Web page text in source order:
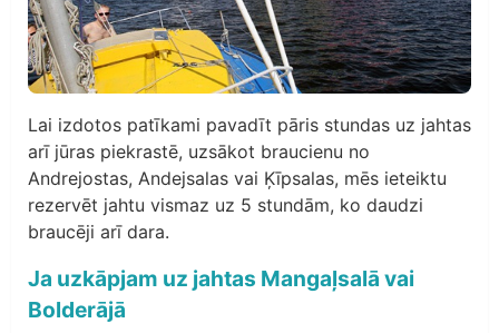
Lai izdotos patīkami pavadīt pāris stundas uz jahtas
arī jūras piekrastē, uzsākot braucienu no
Andrejostas, Andejsalas vai Ķīpsalas, mēs ieteiktu
rezervēt jahtu vismaz uz 5 stundām, ko daudzi
braucēji arī dara.
Ja uzkāpjam uz jahtas Mangaļsalā vai
Bolderājā